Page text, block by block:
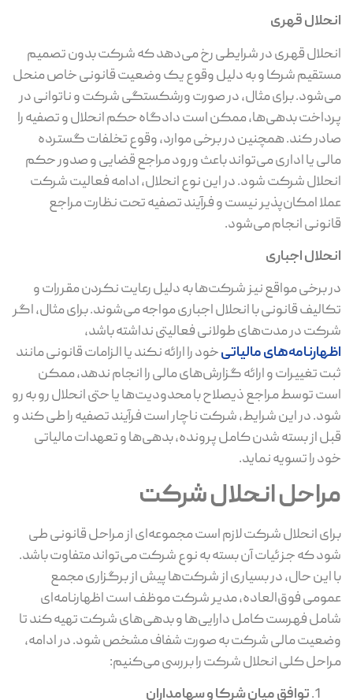
انحلال قهری
انحلال قهری در شرایطی رخ می‌دهد که شرکت بدون تصمیم
مستقیم شرکا و به ‌دلیل وقوع یک وضعیت قانونی خاص منحل
می‌شود. برای مثال، در صورت ورشکستگی شرکت و ناتوانی در
پرداخت بدهی‌ها، ممکن است دادگاه حکم انحلال و تصفیه را
صادر کند. همچنین در برخی موارد، وقوع تخلفات گسترده
مالی یا اداری می‌تواند باعث ورود مراجع قضایی و صدور حکم
انحلال شرکت شود. در این نوع انحلال، ادامه فعالیت شرکت
عملا امکان‌پذیر نیست و فرآیند تصفیه تحت نظارت مراجع
قانونی انجام می‌شود.
انحلال اجباری
در برخی مواقع نیز شرکت‌ها به دلیل رعایت نکردن مقررات و
تکالیف قانونی با انحلال اجباری مواجه می‌شوند. برای مثال، اگر
شرکت در مدت‌های طولانی فعالیتی نداشته باشد،
اظهارنامه‌های مالیاتیخود را ارائه نکند یا الزامات قانونی مانند
ثبت تغییرات و ارائه گزارش‌های مالی را انجام ندهد، ممکن
است توسط مراجع ذیصلاح با محدودیت‌ها یا حتی انحلال رو به‌ رو
شود. در این شرایط، شرکت ناچار است فرآیند تصفیه را طی کند و
قبل از بسته شدن کامل پرونده، بدهی‌ها و تعهدات مالیاتی
خود را تسویه نماید.
مراحل انحلال شرکت
برای انحلال شرکت لازم است مجموعه‌ای از مراحل قانونی طی
شود که جزئیات آن بسته به نوع شرکت می‌تواند متفاوت باشد.
با این حال، در بسیاری از شرکت‌ها پیش از برگزاری مجمع
عمومی فوق‌العاده، مدیر شرکت موظف است اظهارنامه‌ای
شامل فهرست کامل دارایی‌ها و بدهی‌های شرکت تهیه کند تا
وضعیت مالی شرکت به ‌صورت شفاف مشخص شود. در ادامه،
مراحل کلی انحلال شرکت را بررسی می‌کنیم:
توافق میان شرکا و سهامداران